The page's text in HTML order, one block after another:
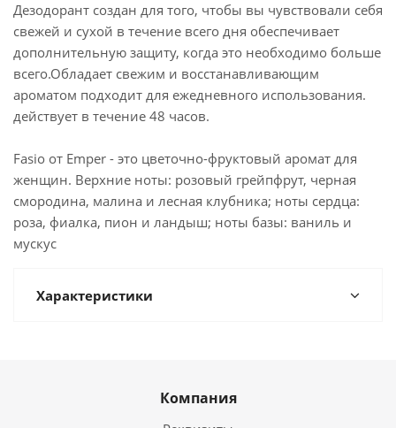
Дезодорант создан для того, чтобы вы чувствовали себя
свежей и сухой в течение всего дня обеспечивает
дополнительную защиту, когда это необходимо больше
всего.Обладает свежим и восстанавливающим
ароматом подходит для ежедневного использования.
действует в течение 48 часов.
Fasio от Emper - это цветочно-фруктовый аромат для
женщин. Верхние ноты: розовый грейпфрут, черная
смородина, малина и лесная клубника; ноты сердца:
роза, фиалка, пион и ландыш; ноты базы: ваниль и
мускус
Характеристики
Компания